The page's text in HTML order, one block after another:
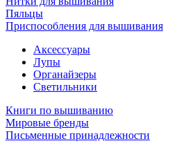
Пяльцы
Приспособления для вышивания
Аксессуары
Лупы
Органайзеры
Светильники
Книги по вышиванию
Мировые бренды
Письменные принадлежности